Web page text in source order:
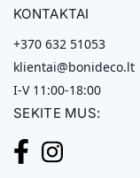
KONTAKTAI
+370 632 51053
klientai@bonideco.lt
I-V 11:00-18:00
SEKITE MUS: